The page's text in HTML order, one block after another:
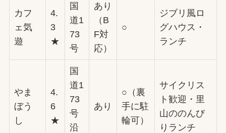
カフ
ェ気
遊
4.
3
★
国
道1
73
号
あり
（B
F対
応）
○
ジブリ風ロ
グハウス・
ランチ
やま
ぼう
し
4.
6
★
国
道1
73
号
沿
あり
○（裏
手に駐
輪可）
サイクリス
ト歓迎・里
山ののんび
りランチ